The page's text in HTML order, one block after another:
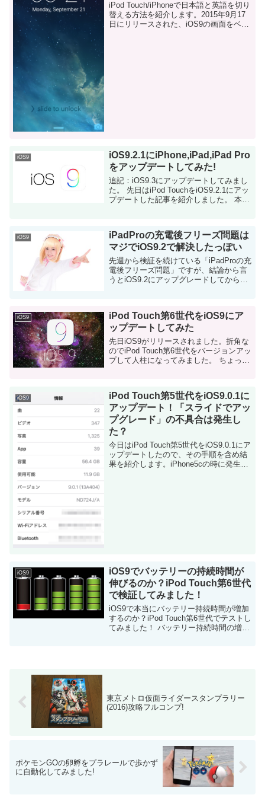
iPod Touch/iPhoneで日本語と英語を切り
替える方法を紹介します。2015年9月17
日にリリースされた、iOS9の画面をベー
iOS9
iOS9.2.1にiPhone,iPad,iPad Pro
をアップデートしてみた!
追記：iOS9.3にアップデートしてみまし
た。 先日はiPod TouchをiOS9.2.1にアッ
プデートした記事を紹介しました。 本日
iOS9
iPadProの充電後フリーズ問題は
マジでiOS9.2で解決したっぽい
先週から検証を続けている「iPadProの充
電後フリーズ問題」ですが、結論から言
うとiOS9.2にアップグレードしてから一
iOS9
iPod Touch第6世代をiOS9にア
ップデートしてみた
先日iOS9がリリースされました。折角な
のでiPod Touch第6世代をバージョンアッ
プして人柱になってみました。 ちょっと
iOS9
iPod Touch第5世代をiOS9.0.1に
アップデート！「スライドでアッ
プグレード」の不具合は発生し
た？
今日はiPod Touch第5世代をiOS9.0.1にア
ップデートしたので、その手順を含め結
果を紹介します。iPhone5cの時に発生し
iOS9
iOS9でバッテリーの持続時間が
伸びるのか？iPod Touch第6世代
で検証してみました！
iOS9で本当にバッテリー持続時間が増加
するのか？iPod Touch第6世代でテストし
てみました！ バッテリー持続時間の増加
東京メトロ仮面ライダースタンプラリー
(2016)攻略フルコンプ!
ポケモンGOの卵孵をプラレールで歩かず
に自動化してみました!